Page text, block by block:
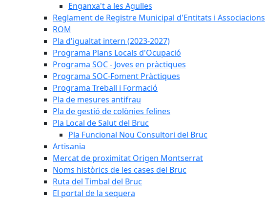
Enganxa't a les Agulles
Reglament de Registre Municipal d'Entitats i Associacions
ROM
Pla d'igualtat intern (2023-2027)
Programa Plans Locals d'Ocupació
Programa SOC - Joves en pràctiques
Programa SOC-Foment Pràctiques
Programa Treball i Formació
Pla de mesures antifrau
Pla de gestió de colònies felines
Pla Local de Salut del Bruc
Pla Funcional Nou Consultori del Bruc
Artisania
Mercat de proximitat Origen Montserrat
Noms històrics de les cases del Bruc
Ruta del Timbal del Bruc
El portal de la sequera